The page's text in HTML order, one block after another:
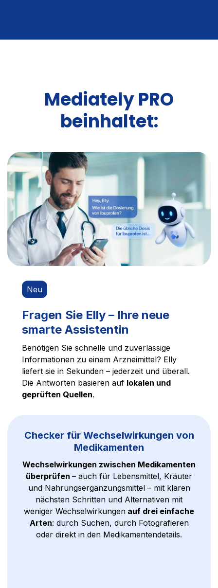
Mediately PRO
beinhaltet:
Neu
Fragen Sie Elly – Ihre neue
smarte Assistentin
Benötigen Sie schnelle und zuverlässige
Informationen zu einem Arzneimittel? Elly
liefert sie in Sekunden – jederzeit und überall.
Die Antworten basieren auf lokalen und
geprüften Quellen.
Checker für Wechselwirkungen von
Medikamenten
Wechselwirkungen zwischen Medikamenten
überprüfen – auch für Lebensmittel, Kräuter
und Nahrungsergänzungsmittel – mit klaren
nächsten Schritten und Alternativen mit
weniger Wechselwirkungen auf drei einfache
Arten: durch Suchen, durch Fotografieren
oder direkt in den Medikamentendetails.